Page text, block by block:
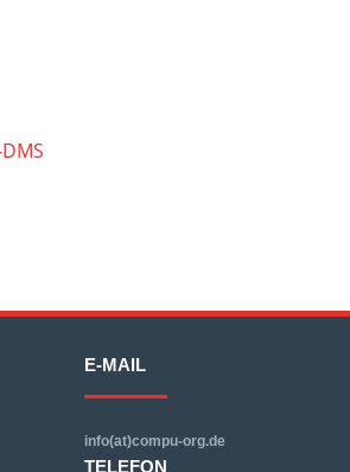
E-MAIL
info(at)compu-org.de
TELEFON